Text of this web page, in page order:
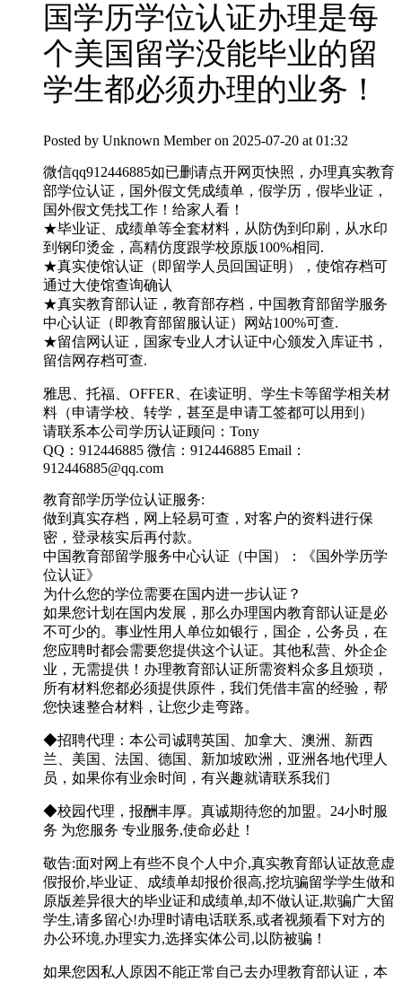
国学历学位认证办理是每
个美国留学没能毕业的留
学生都必须办理的业务！
Posted by Unknown Member on 2025-07-20 at 01:32
微信qq912446885如已删请点开网页快照，办理真实教育
部学位认证，国外假文凭成绩单，假学历，假毕业证，
国外假文凭找工作！给家人看！
★毕业证、成绩单等全套材料，从防伪到印刷，从水印
到钢印烫金，高精仿度跟学校原版100%相同.
★真实使馆认证（即留学人员回国证明），使馆存档可
通过大使馆查询确认
★真实教育部认证，教育部存档，中国教育部留学服务
中心认证（即教育部留服认证）网站100%可查.
★留信网认证，国家专业人才认证中心颁发入库证书，
留信网存档可查.
雅思、托福、OFFER、在读证明、学生卡等留学相关材
料（申请学校、转学，甚至是申请工签都可以用到）
请联系本公司学历认证顾问：Tony
QQ：912446885 微信：912446885 Email：
912446885@qq.com
教育部学历学位认证服务:
做到真实存档，网上轻易可查，对客户的资料进行保
密，登录核实后再付款。
中国教育部留学服务中心认证（中国）：《国外学历学
位认证》
为什么您的学位需要在国内进一步认证？
如果您计划在国内发展，那么办理国内教育部认证是必
不可少的。事业性用人单位如银行，国企，公务员，在
您应聘时都会需要您提供这个认证。其他私营、外企企
业，无需提供！办理教育部认证所需资料众多且烦琐，
所有材料您都必须提供原件，我们凭借丰富的经验，帮
您快速整合材料，让您少走弯路。
◆招聘代理：本公司诚聘英国、加拿大、澳洲、新西
兰、美国、法国、德国、新加坡欧洲，亚洲各地代理人
员，如果你有业余时间，有兴趣就请联系我们
◆校园代理，报酬丰厚。真诚期待您的加盟。24小时服
务 为您服务 专业服务,使命必赴！
敬告:面对网上有些不良个人中介,真实教育部认证故意虚
假报价,毕业证、成绩单却报价很高,挖坑骗留学学生做和
原版差异很大的毕业证和成绩单,却不做认证,欺骗广大留
学生,请多留心!办理时请电话联系,或者视频看下对方的
办公环境,办理实力,选择实体公司,以防被骗！
如果您因私人原因不能正常自己去办理教育部认证，本